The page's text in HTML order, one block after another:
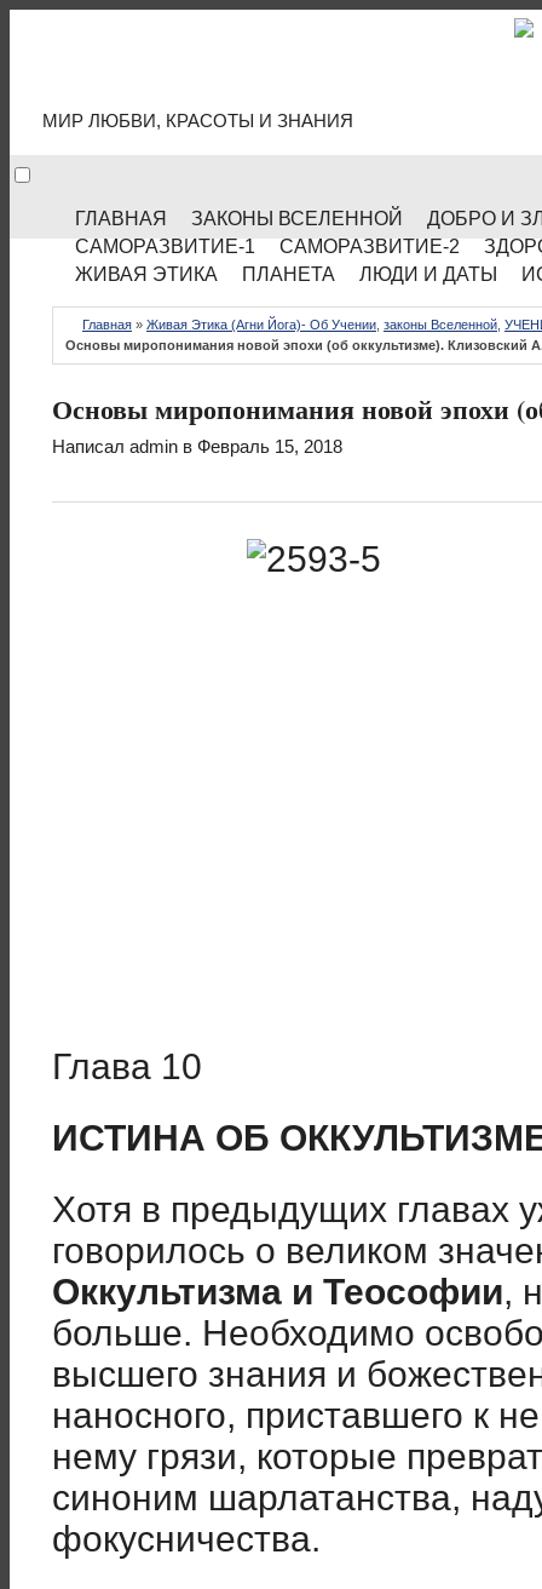
МИР ЛЮБВИ, КРАСОТЫ И ЗНАНИЯ
ГЛАВНАЯ ЗАКОНЫ ВСЕЛЕННОЙ
ДОБРО И
САМОРАЗВИТИЕ-1
САМОРАЗВИТИЕ-2
ЖИВАЯ ЭТИКА
ПЛАНЕТА ЛЮДИ И ДАТЫ
Главная » Живая Этика (Агни Йога)- Об Учении законы Вселенной
Основы миропонимания новой эпохи (об оккультизме). Клизовский
Основы миропонимания новой эпохи
Написал admin в Февраль 15, 2018
Глава 10
ИСТИНА ОБ
Хотя в предыдущих главах
говорилось о великом
Оккультизма и Теософии,
больше. Необходимо
высшего знания и
наносного, приставшего к
нему грязи, которые
синоним шарлатанства,
фокусничества.